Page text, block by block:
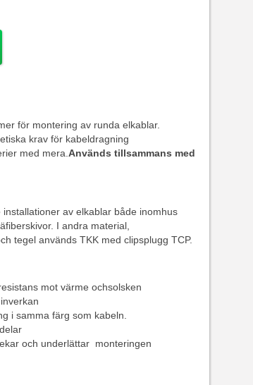
för montering av runda elkablar.
krav för kabeldragning
med mera.Används tillsammans med
av elkablar både inomhus
I andra material,
tegel används TKK med clipsplugg TCP.
mot värme ochsolsken
i samma färg som kabeln.
och underlättar monteringen